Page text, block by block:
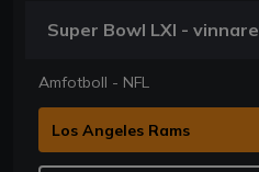
Super Bowl LXI - vinnare
Amfotboll - NFL
Los Angeles Rams